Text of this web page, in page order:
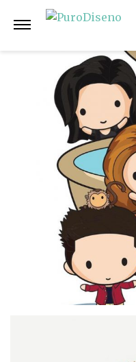
Anterior Siguiente